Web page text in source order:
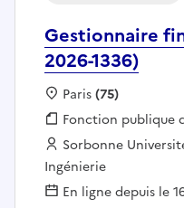
Gestionnaire
2026-1336)
Localisation :
Paris(75)
Fonction publique :
Fonction publique
Employeur :
Sorbonne
Ingénierie
En ligne depuis le